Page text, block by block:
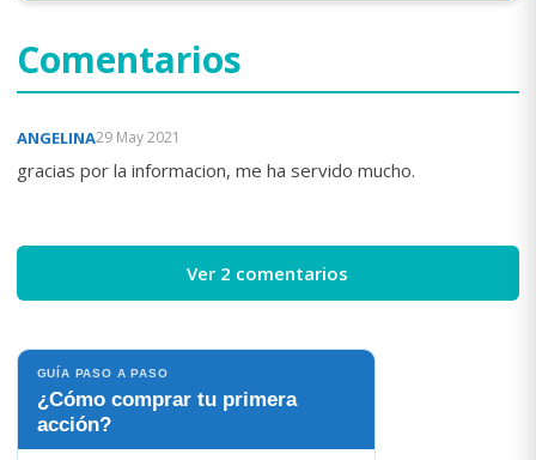
Comentarios
ANGELINA29 May 2021
gracias por la informacion, me ha servido mucho.
Ver 2 comentarios
GUÍA PASO A PASO
¿Cómo comprar tu primera
acción?